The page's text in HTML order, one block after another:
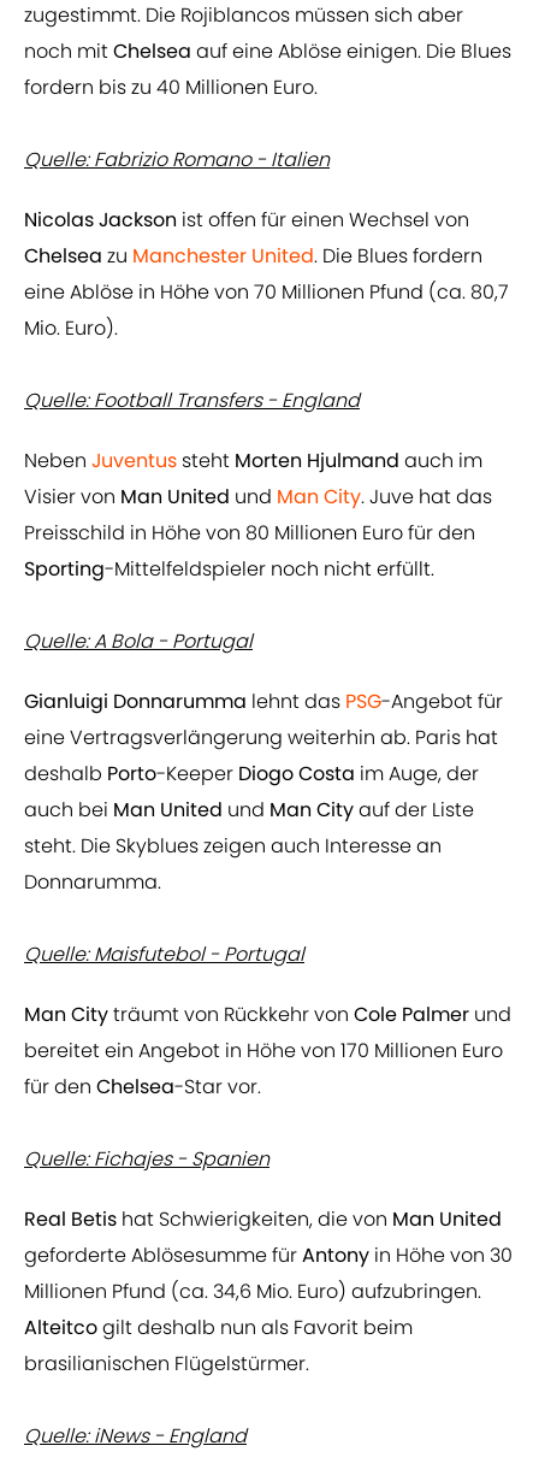
zugestimmt. Die Rojiblancos müssen sich aber
noch mitChelsea auf eine Ablöse einigen. Die Blues
fordern bis zu 40 Millionen Euro.
Quelle: Fabrizio Romano - Italien
Nicolas Jackson ist offen für einen Wechsel von
Chelsea zu Manchester United. Die Blues fordern
eine Ablöse in Höhe von 70 Millionen Pfund (ca. 80,7
Mio. Euro).
Quelle: Football Transfers - England
Neben Juventus steht Morten Hjulmand auch im
Visier von Man United und Man City. Juve hat das
Preisschild in Höhe von 80 Millionen Euro für den
Sporting-Mittelfeldspieler noch nicht erfüllt.
Quelle: A Bola - Portugal
Gianluigi Donnarumma lehnt das PSG-Angebot für
eine Vertragsverlängerung weiterhin ab. Paris hat
deshalb Porto-Keeper Diogo Costa im Auge, der
auch bei Man United und Man Cityauf der Liste
steht. Die Skyblues zeigen auch Interesse an
Donnarumma.
Quelle: Maisfutebol - Portugal
Man Cityträumt von Rückkehr von Cole Palmer und
bereitet ein Angebot in Höhe von 170 Millionen Euro
für den Chelsea-Star vor.
Quelle: Fichajes - Spanien
Real Betis hat Schwierigkeiten, die von Man United
geforderte Ablösesumme fürAntony in Höhe von 30
Millionen Pfund (ca. 34,6 Mio. Euro) aufzubringen.
Alteitcogilt deshalb nun als Favorit beim
brasilianischen Flügelstürmer.
Quelle: iNews - England